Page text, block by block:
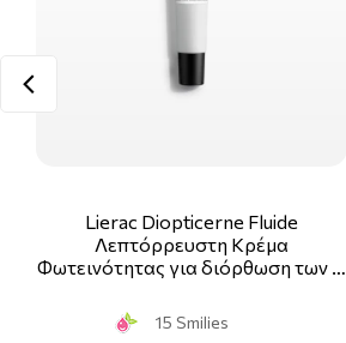
Lierac Diopticerne Fluide
Λεπτόρρευστη Κρέμα
Φωτεινότητας για διόρθωση των …
15 Smilies